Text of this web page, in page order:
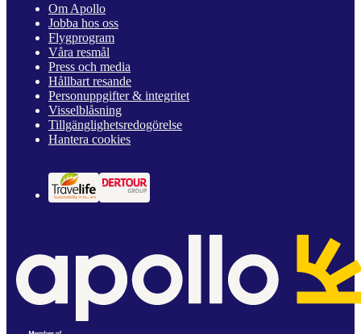
Om Apollo
Jobba hos oss
Flygprogram
Våra resmål
Press och media
Hållbart resande
Personuppgifter & integritet
Visselblåsning
Tillgänglighetsredogörelse
Hantera cookies